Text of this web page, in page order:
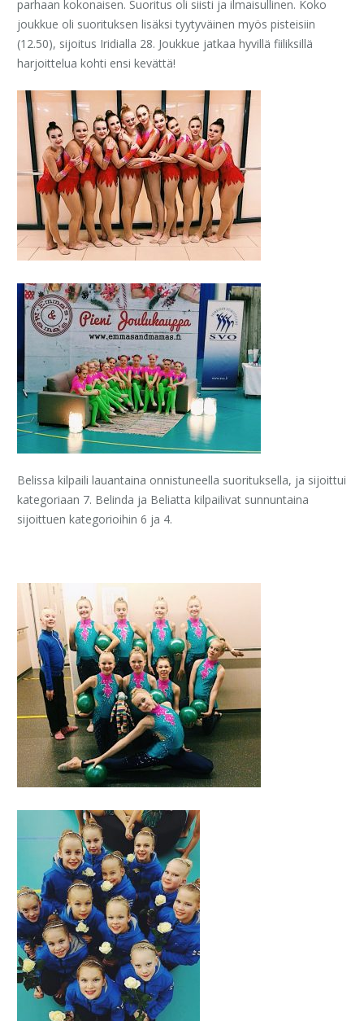
parhaan kokonaisen. Suoritus oli siisti ja ilmaisullinen. Koko
joukkue oli suorituksen lisäksi tyytyväinen myös pisteisiin
(12.50), sijoitus Iridialla 28. Joukkue jatkaa hyvillä fiiliksillä
harjoittelua kohti ensi kevättä!
Belissa kilpaili lauantaina onnistuneella suorituksella, ja sijoittui
kategoriaan 7. Belinda ja Beliatta kilpailivat sunnuntaina
sijoittuen kategorioihin 6 ja 4.